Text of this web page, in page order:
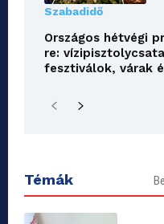
Szabadidő
Országos hétvégi
re:
fesztiválok, várak
Témák